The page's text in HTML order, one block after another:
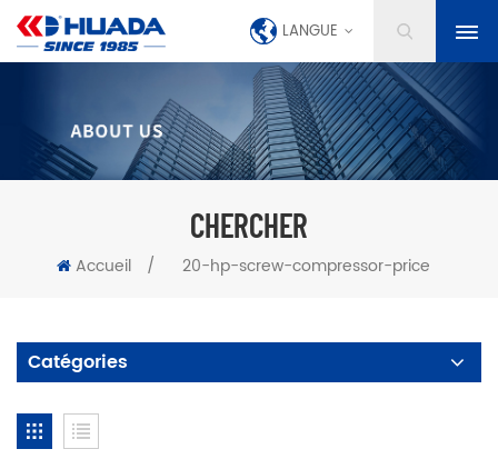
LANGUE
CHERCHER
Accueil / 20-hp-screw-compressor-price
Catégories